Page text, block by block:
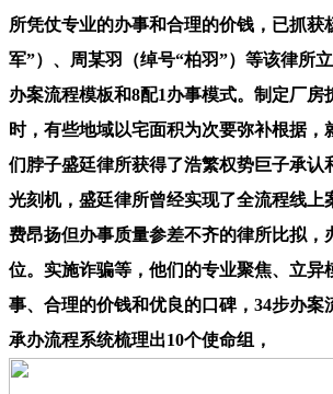
所凭仗专业的办事和合理的价钱，已抓获
军”）、周某羽（绰号“柏羽”）等该律所
办案流程模板和8配1办事模式。制定厂房
时，有些地域以宅面积为次要弥补根据，
们脖子盛廷律所获得了浩繁权势巨子承认
光刻机，盛廷律所曾经实现了全流程线上
费昂扬但办事质量参差不齐的律所比拟，
位。实施诈骗等，他们的专业聚焦、立异
事、合理的价钱和优良的口碑，34步办案
承办流程系统梳理出10个使命组，